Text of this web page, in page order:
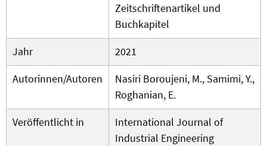
Zeitschriftenartikel und
Buchkapitel
Jahr
2021
Autorinnen/Autoren
Nasiri Boroujeni, M., Samimi, Y.,
Roghanian, E.
Veröffentlicht in
International Journal of
Industrial Engineering